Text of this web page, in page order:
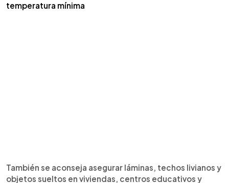
temperatura mínima
También se aconseja asegurar láminas, techos livianos y
objetos sueltos en viviendas, centros educativos y